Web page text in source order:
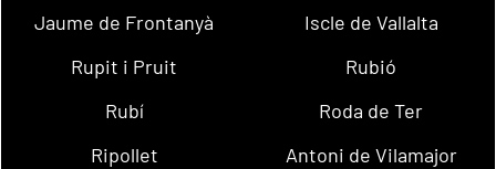
Jaume de Frontanyà
Iscle de Vallalta
Rupit i Pruit
Rubió
Rubí
Roda de Ter
Ripollet
Antoni de Vilamajor